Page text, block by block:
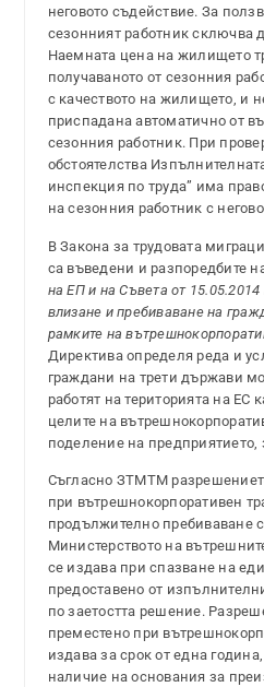
неговото съдействие. За
сезонният работник сключва
Наемната цена на жилището
получаваното от сезонния
с качеството на жилището, и
приспадана автоматично от
сезонния работник. При
обстоятелства
инспекция по труда” има
на сезонния работник с
В Закона за трудовата
са въведени и разпоредбите
на ЕП и на Съвета от 15.05.2014
влизане и пребиваване на
рамките на
Директива определя реда и
граждани на трети държави
работят на територията на ЕС
целите на
поделение на предприятието,
Съгласно ЗТМТМ
при вътрешнокорпоративен
продължително пребиваване
Министерството на
се издава при спазване на
предоставено от
по заетостта решение.
преместено при
издава за срок от една
наличие на основания за